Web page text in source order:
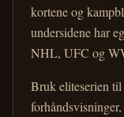
kortene og
undersidene har
NHL, UFC og
Bruk eliteserien